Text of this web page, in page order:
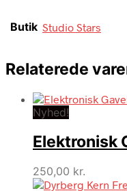
Butik Studio Stars
Relaterede
Nyhed!
Elektronisk
250,00 kr.